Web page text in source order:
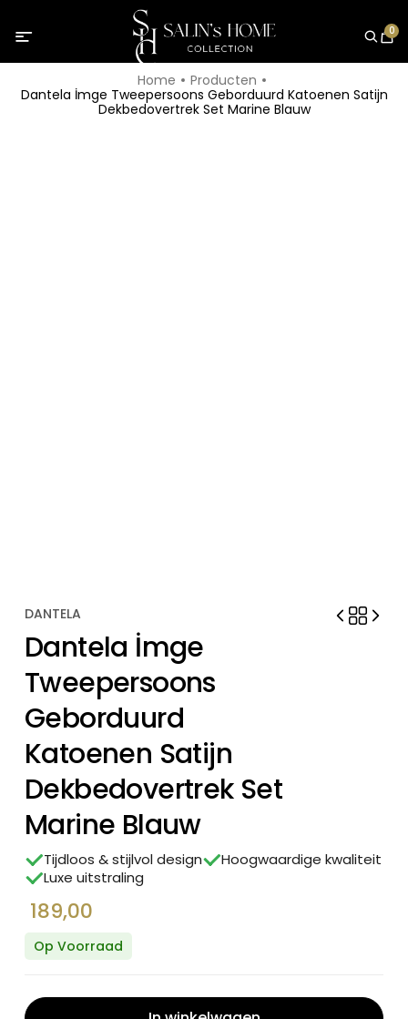
0
Home
Producten
Dantela İmge Tweepersoons Geborduurd Katoenen Satijn
Dekbedovertrek Set Marine Blauw
DANTELA
Dantela İmge
Tweepersoons
Geborduurd
Katoenen Satijn
Dekbedovertrek Set
Marine Blauw
Tijdloos & stijlvol design
Hoogwaardige kwaliteit
Luxe uitstraling
189,00
Op Voorraad